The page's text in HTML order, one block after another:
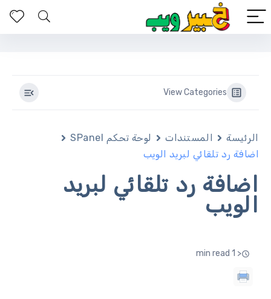
View Categories
الرئيسة المستندات
لوحة تحكم SPanel
اضافة رد تلقائي لبريد الويب
اضافة رد تلقائي لبريد
الويب
< 1 min read